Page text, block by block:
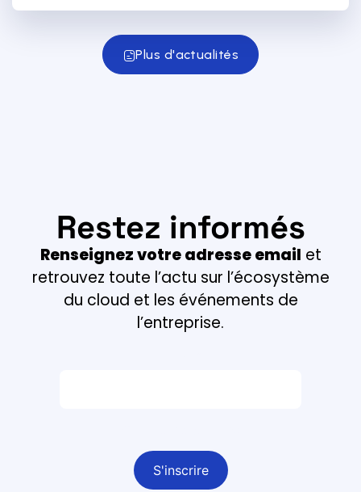
Plus d'actualités
Restez informés
Renseignez votre adresse email et
retrouvez toute l’actu sur l’écosystème
du cloud et les événements de
l’entreprise.